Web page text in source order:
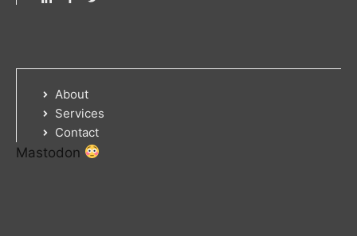
About
Services
Contact
Mastodon